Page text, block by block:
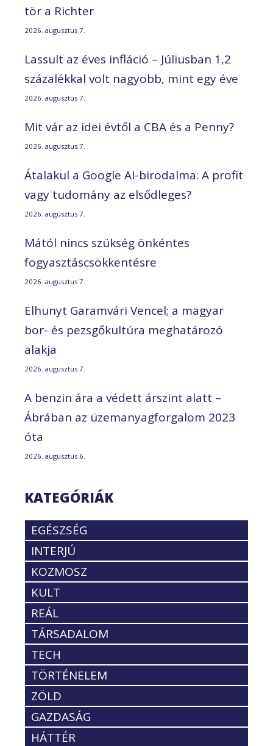
tör a Richter
2026. augusztus 7.
Lassult az éves infláció – Júliusban 1,2
százalékkal volt nagyobb, mint egy éve
2026. augusztus 7.
Mit vár az idei évtől a CBA és a Penny?
2026. augusztus 7.
Átalakul a Google AI-birodalma: A profit
vagy tudomány az elsődleges?
2026. augusztus 7.
Mától nincs szükség önkéntes
fogyasztáscsökkentésre
2026. augusztus 7.
Elhunyt Garamvári Vencel; a magyar
bor- és pezsgőkultúra meghatározó
alakja
2026. augusztus 7.
A benzin ára a védett árszint alatt –
Ábrában az üzemanyagforgalom 2023
óta
2026. augusztus 6.
KATEGÓRIÁK
EGÉSZSÉG
INTERJÚ
KOZMOSZ
KULT
REÁL
TÁRSADALOM
TECH
TÖRTÉNELEM
ZÖLD
GAZDASÁG
HÁTTÉR